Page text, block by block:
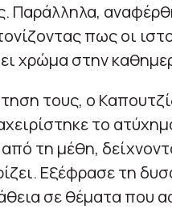
Παράλληλα,
πως οι
χρώμα στην
τους, ο
το
τη μέθη,
Εξέφρασε τη
σε θέματα που